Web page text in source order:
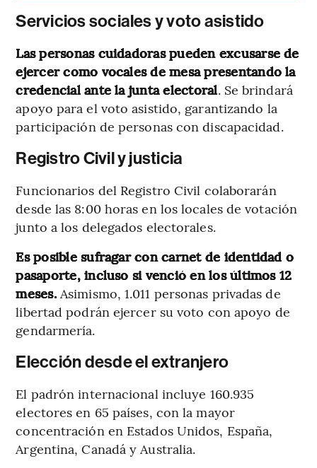
Servicios sociales y voto asistido
Las personas cuidadoras pueden excusarse de
ejercer como vocales de mesa presentando la
credencial ante la junta electoral. Se brindará
apoyo para el voto asistido, garantizando la
participación de personas con discapacidad.
Registro Civil y justicia
Funcionarios del Registro Civil colaborarán
desde las 8:00 horas en los locales de votación
junto a los delegados electorales.
Es posible sufragar con carnet de identidad o
pasaporte, incluso si venció en los últimos 12
meses. Asimismo, 1.011 personas privadas de
libertad podrán ejercer su voto con apoyo de
gendarmería.
Elección desde el extranjero
El padrón internacional incluye 160.935
electores en 65 países, con la mayor
concentración en Estados Unidos, España,
Argentina, Canadá y Australia.